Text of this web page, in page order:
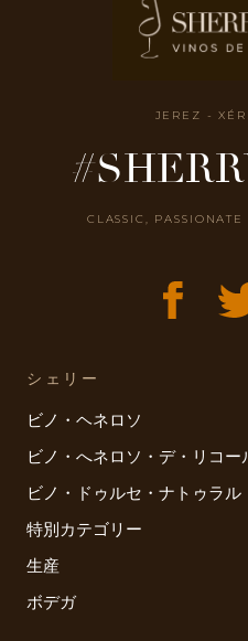
JEREZ -
CLASSIC,
シェリー
ビノ・ヘネロソ
ビノ・へネロソ・デ・リコー
ビノ・ドゥルセ・ナトゥラル
特別カテゴリー
生産
ボデガ